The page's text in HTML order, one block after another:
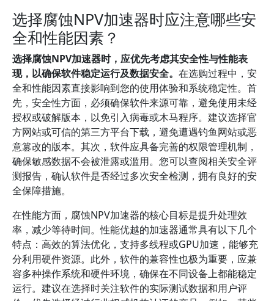
选择腐蚀NPV加速器时应注意哪些安
全和性能因素？
选择腐蚀NPV加速器时，应优先考虑其安全性与性能表
现，以确保软件稳定运行及数据安全。 在选购过程中，安
全和性能因素直接影响到您的使用体验和系统稳定性。首
先，安全性方面，必须确保软件来源可靠，避免使用未经
授权或破解版本，以免引入病毒或木马程序。建议选择官
方网站或可信的第三方平台下载，避免遭遇钓鱼网站或恶
意篡改的版本。其次，软件应具备完善的权限管理机制，
确保敏感数据不会被泄露或滥用。您可以查阅相关安全评
测报告，确认软件是否经过多次安全检测，拥有良好的安
全保障措施。
在性能方面，腐蚀NPV加速器的核心目标是提升处理效
率，减少等待时间。性能优越的加速器通常具有以下几个
特点：高效的算法优化，支持多线程或GPU加速，能够充
分利用硬件资源。此外，软件的兼容性也极为重要，应兼
容多种操作系统和硬件环境，确保在不同设备上都能稳定
运行。建议在选择时关注软件的实际测试数据和用户评